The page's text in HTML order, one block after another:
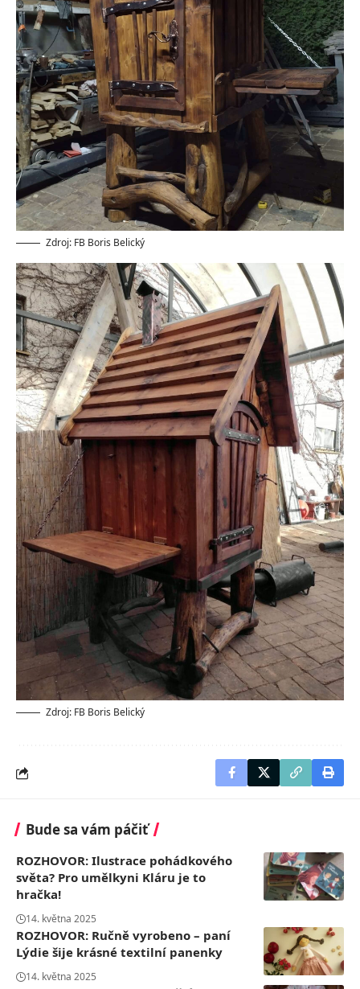
Zdroj: FB Boris Belický
Zdroj: FB Boris Belický
Bude sa vám páčiť
ROZHOVOR: Ilustrace pohádkového
světa? Pro umělkyni Kláru je to
hračka!
14. května 2025
ROZHOVOR: Ručně vyrobeno – paní
Lýdie šije krásné textilní panenky
14. května 2025